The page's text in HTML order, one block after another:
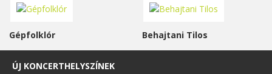
Gépfolklór Behajtani Tilos
ÚJ KONCERTHELYSZÍNEK